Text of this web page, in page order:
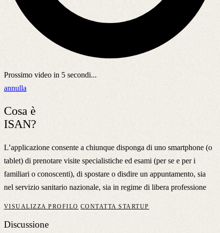
Prossimo video in 5 secondi...
annulla
Cosa è
ISAN?
L’applicazione consente a chiunque disponga di uno smartphone (o
tablet) di prenotare visite specialistiche ed esami (per se e per i
familiari o conoscenti), di spostare o disdire un appuntamento, sia
nel servizio sanitario nazionale, sia in regime di libera professione
VISUALIZZA PROFILO CONTATTA STARTUP
Discussione